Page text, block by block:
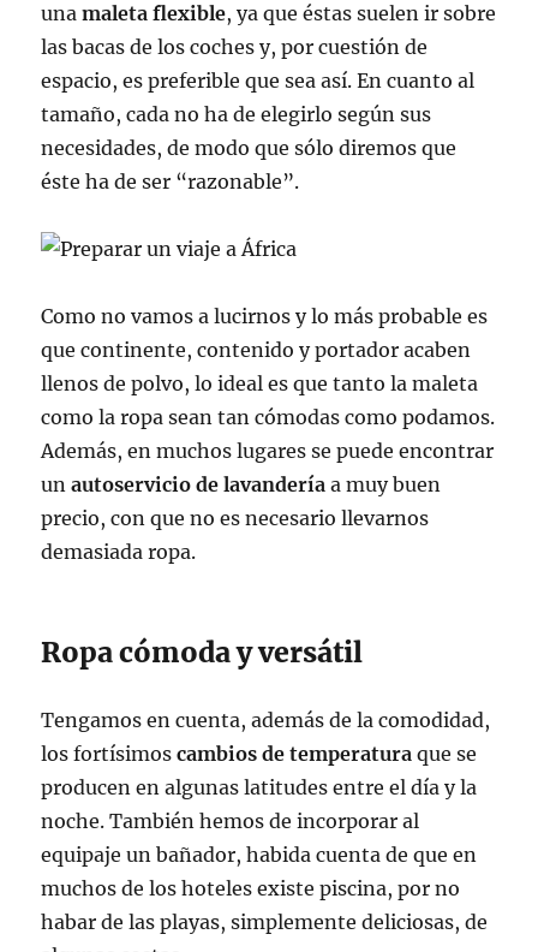
unamaleta flexible, ya que éstas suelen ir sobre
las bacas de los coches y, por cuestión de
espacio, es preferible que sea así. En cuanto al
tamaño, cada no ha de elegirlo según sus
necesidades, de modo que sólo diremos que
éste ha de ser “razonable”.
Como no vamos a lucirnos y lo más probable es
que continente, contenido y portador acaben
llenos de polvo, lo ideal es que tanto la maleta
como la ropa sean tan cómodas como podamos.
Además, en muchos lugares se puede encontrar
unautoservicio de lavandería a muy buen
precio, con que no es necesario llevarnos
demasiada ropa.
Ropa cómoda y versátil
Tengamos en cuenta, además de la comodidad,
los fortísimoscambios de temperatura que se
producen en algunas latitudes entre el día y la
noche. También hemos de incorporar al
equipaje un bañador, habida cuenta de que en
muchos de los hoteles existe piscina, por no
habar de las playas, simplemente deliciosas, de